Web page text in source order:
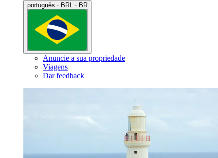
português · BRL · BR
Anuncie a sua propriedade
Viagens
Dar feedback